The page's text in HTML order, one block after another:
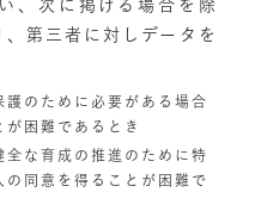
、次に掲げる場合を除
第三者に対しデータを
のために必要がある場合
困難であるとき
な育成の推進のために特
同意を得ることが困難で